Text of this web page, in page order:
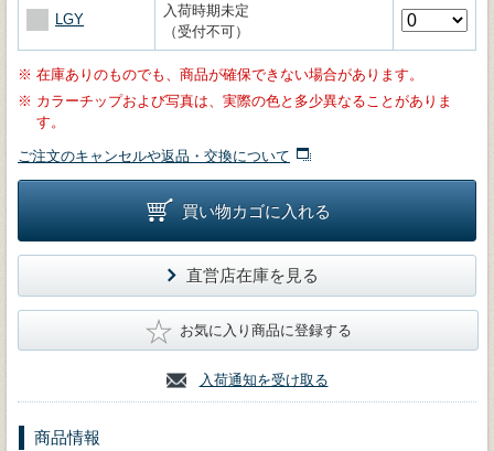
LGY
入荷時期未定
（受付不可）
※ 在庫ありのものでも、商品が確保できない場合があります。
※ カラーチップおよび写真は、実際の色と多少異なることがありま
す。
ご注文のキャンセルや返品・交換について
買い物カゴに入れる
直営店在庫を見る
★ お気に入り商品に登録する
入荷通知を受け取る
商品情報